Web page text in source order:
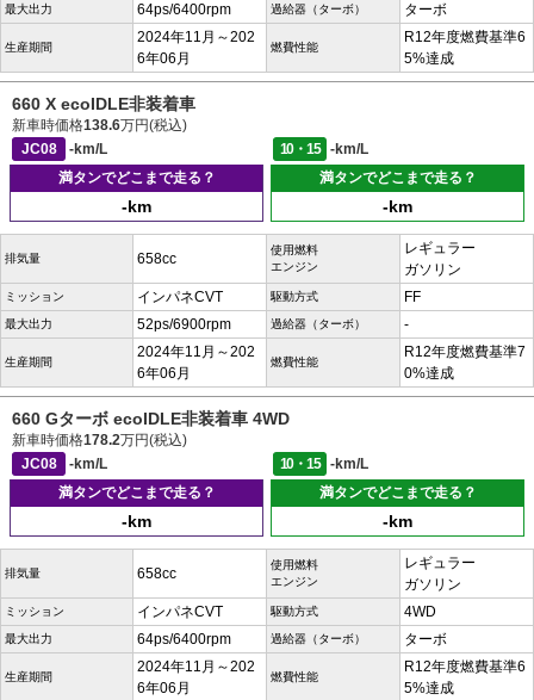
最大出力 64ps/6400rpm 過給器（ターボ） ターボ
生産期間
2024年11月～202
6年06月
燃費性能
R12年度燃費基準6
5%達成
660 X ecoIDLE非装着車
新車時価格138.6万円(税込)
JC08
-km/L 10・15
-km/L
満タンでどこまで走る？
-km
満タンでどこまで走る？
-km
排気量 658cc
使用燃料
エンジン
レギュラー
ガソリン
ミッション インパネCVT 駆動方式 FF
最大出力 52ps/6900rpm 過給器（ターボ） -
生産期間
2024年11月～202
6年06月
燃費性能
R12年度燃費基準7
0%達成
660 Gターボ ecoIDLE非装着車 4WD
新車時価格178.2万円(税込)
JC08
-km/L 10・15
-km/L
満タンでどこまで走る？
-km
満タンでどこまで走る？
-km
排気量 658cc
使用燃料
エンジン
レギュラー
ガソリン
ミッション インパネCVT 駆動方式 4WD
最大出力 64ps/6400rpm 過給器（ターボ） ターボ
生産期間
2024年11月～202
6年06月
燃費性能
R12年度燃費基準6
5%達成